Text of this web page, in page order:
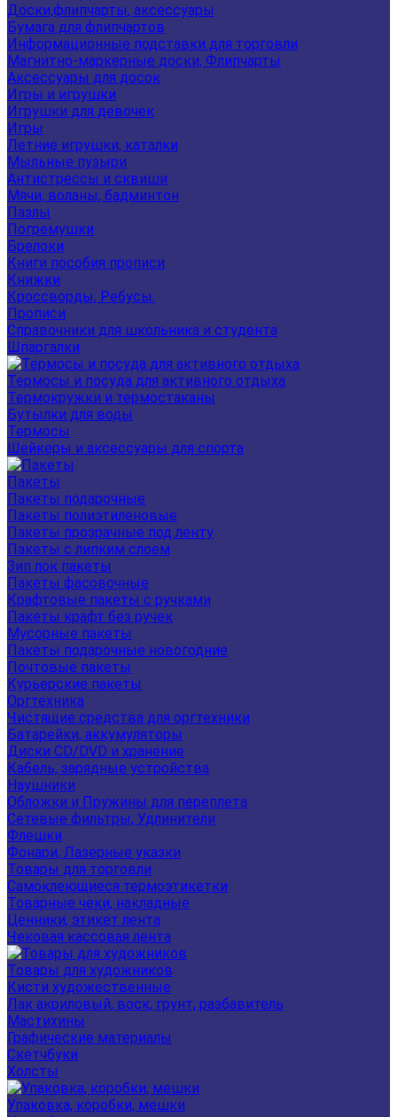
Доски,флипчарты, аксессуары
Бумага для флипчартов
Информационные подставки для торговли
Магнитно-маркерные доски, Флипчарты
Аксессуары для досок
Игры и игрушки
Игрушки для девочек
Игры
Летние игрушки, каталки
Мыльные пузыри
Антистрессы и сквиши
Мячи, воланы, бадминтон
Пазлы
Погремушки
Брелоки
Книги пособия прописи
Книжки
Кроссворды, Ребусы.
Прописи
Справочники для школьника и студента
Шпаргалки
Термосы и посуда для активного отдыха
Термокружки и термостаканы
Бутылки для воды
Термосы
Шейкеры и аксессуары для спорта
Пакеты
Пакеты подарочные
Пакеты полиэтиленовые
Пакеты прозрачные под ленту
Пакеты с липким слоем
Зип лок пакеты
Пакеты фасовочные
Крафтовые пакеты с ручками
Пакеты крафт без ручек
Мусорные пакеты
Пакеты подарочные новогодние
Почтовые пакеты
Курьерские пакеты
Оргтехника
Чистящие средства для оргтехники
Батарейки, аккумуляторы
Диски CD/DVD и хранение
Кабель, зарядные устройства
Наушники
Обложки и Пружины для переплета
Сетевые фильтры, Удлинители
Флешки
Фонари, Лазерные указки
Товары для торговли
Самоклеющиеся термоэтикетки
Товарные чеки, накладные
Ценники, этикет лента
Чековая кассовая лента
Товары для художников
Кисти художественные
Лак акриловый, воск, грунт, разбавитель
Мастихины
Графические материалы
Скетчбуки
Холсты
Упаковка, коробки, мешки